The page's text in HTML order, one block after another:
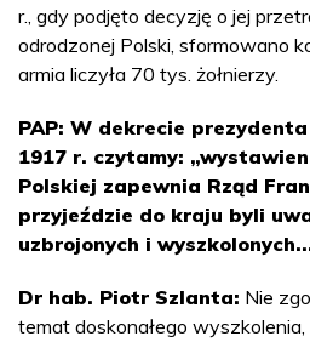
r., gdy podjęto decyzję o jej
odrodzonej Polski, sformowano
armia liczyła 70 tys. żołnierzy.
PAP: W dekrecie
1917 r. czytamy:
Polskiej zapewnia Rząd
przyjeździe do kraju byli
uzbrojonych i
Dr hab. Piotr Szlanta: Nie
temat doskonałego